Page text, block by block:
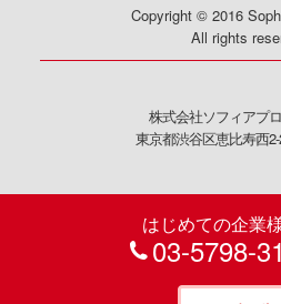
Copyright © 2016
All rights
株式会社ソフィアプ
東京都渋谷区恵比寿西
はじめての企業
03-5798-